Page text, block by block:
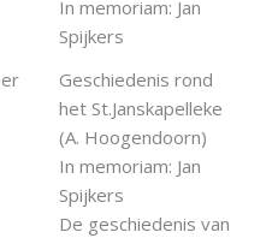
In memoriam: Jan
Spijkers
Geschiedenis rond
het St.Janskapelleke
(A. Hoogendoorn)
In memoriam: Jan
Spijkers
De geschiedenis van